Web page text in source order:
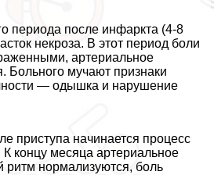
периода после инфаркта (4-8
некроза. В этот период боли
артериальное
Больного мучают признаки
— одышка и нарушение
приступа начинается процесс
концу месяца артериальное
ритм нормализуются, боль